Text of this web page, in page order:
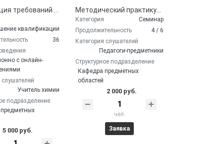
Реализация требований обновленных ФГОС ООО, ФГОС СОО в работе учителя (химия)
квалификации
36
с онлайн-
слушателей
Учитель химии
подразделение
5 000 руб.
Методический практикум по работе с межпредметными заданиями на учебных занятиях
Категория
Семинар
Продолжительность
4 / 6
Категория слушателей
Педагоги-предметники
Структурное подразделение
Кафедра предметных
областей
2 000 руб.
чел.
Заявка